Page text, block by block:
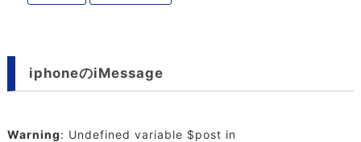
iphoneのiMessage
Warning: Undefined variable $post in